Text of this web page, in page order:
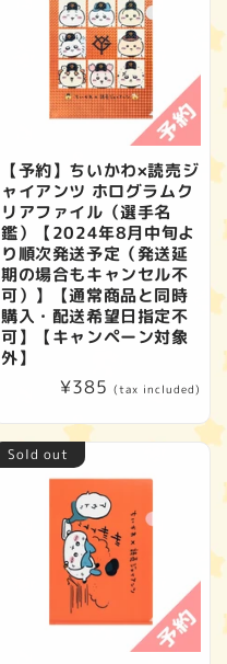
【予約】ちいかわ×読売ジ
ャイアンツ ホログラムク
リアファイル（選手名
鑑）【2024年8月中旬よ
り順次発送予定（発送延
期の場合もキャンセル不
可）】【通常商品と同時
購入・配送希望日指定不
可】【キャンペーン対象
外】
Regular
¥385 (tax included)
Sold out